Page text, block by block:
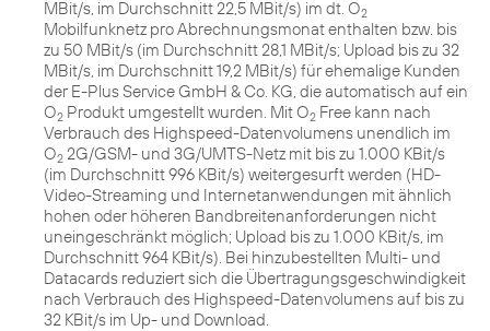
MBit/s, im Durchschnitt 22,5 MBit/s) im dt. O2
Mobilfunknetz pro Abrechnungsmonat enthalten bzw. bis
zu 50 MBit/s (im Durchschnitt 28,1 MBit/s; Upload bis zu 32
MBit/s, im Durchschnitt 19,2 MBit/s) für ehemalige Kunden
der E-Plus Service GmbH & Co. KG, die automatisch auf ein
O2 Produkt umgestellt wurden. Mit O2 Free kann nach
Verbrauch des Highspeed-Datenvolumens unendlich im
O2 2G/GSM- und 3G/UMTS-Netz mit bis zu 1.000 KBit/s
(im Durchschnitt 996 KBit/s) weitergesurft werden (HD-
Video-Streaming und Internetanwendungen mit ähnlich
hohen oder höheren Bandbreitenanforderungen nicht
uneingeschränkt möglich; Upload bis zu 1.000 KBit/s, im
Durchschnitt 964 KBit/s). Bei hinzubestellten Multi- und
Datacards reduziert sich die Übertragungsgeschwindigkeit
nach Verbrauch des Highspeed-Datenvolumens auf bis zu
32 KBit/s im Up- und Download.